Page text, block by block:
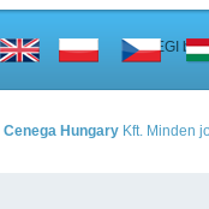
A PEGI
Cenega Hungary Kft. Minden